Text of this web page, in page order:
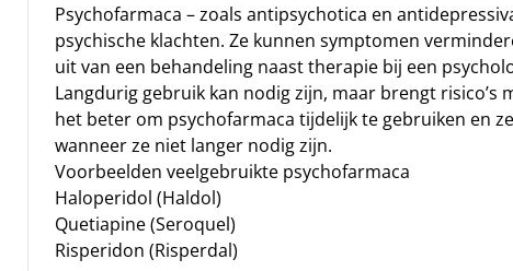
Psychofarmaca – zoals antipsychotica en
psychische klachten. Ze kunnen symptomen
uit van een behandeling naast therapie bij een
Langdurig gebruik kan nodig zijn, maar brengt risico’s
het beter om psychofarmaca tijdelijk te gebruiken en
wanneer ze niet langer nodig zijn.
Voorbeelden veelgebruikte psychofarmaca
Haloperidol (Haldol)
Quetiapine (Seroquel)
Risperidon (Risperdal)